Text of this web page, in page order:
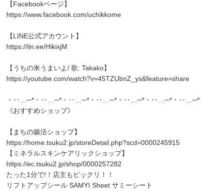
【Facebookページ】
https://www.facebook.com/uchikkome
【LINE公式アカウント】
https://lin.ee/HikixjM
【うちの米うまいよ/ 歌: Takako】
https://youtube.com/watch?v=45TZUbnZ_ys&feature=share
・‥…─*・‥…─*・‥…─*・‥…─*・‥…─*・‥…─*・‥…─*
《おすすめショップ》
【まちの腸活ショップ】
https://home.tsuku2.jp/storeDetail.php?scd=0000245915
【ミネラルスキンケアリックショップ】
https://ec.tsuku2.jp/shop/0000257282
たった1分で!！店主もビックリ！！
リフトアップシール SAMYI Sheet サミーシート